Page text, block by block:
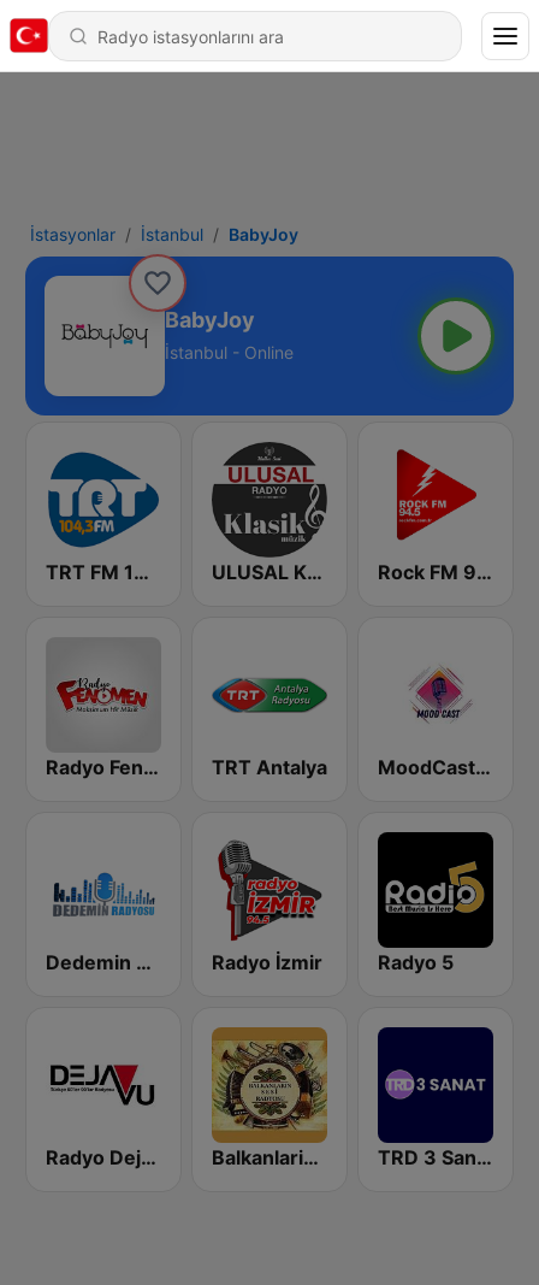
İstasyonlar İstanbul BabyJoy
BabyJoy
İstanbul - Online
TRT FM 104.3 ULUSAL KLASİK Rock FM 94.5
Radyo Fenomen TRT Antalya MoodCast Radio
Dedemin Radyosu Radyo İzmir Radyo 5
Radyo Dejavu Balkanlarin Sesi Radyosu TRD 3 Sanat - Turk Radyo Dunyasi (Turkish World Radio)